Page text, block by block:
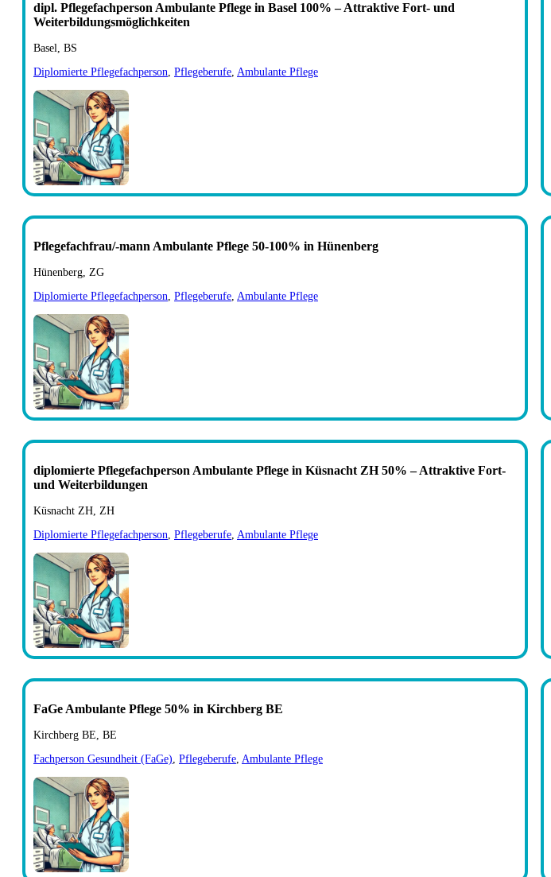
dipl. Pflegefachperson Ambulante Pflege in Basel 100% – Attraktive Fort- und
Weiterbildungsmöglichkeiten
Basel, BS
Diplomierte Pflegefachperson, Pflegeberufe, Ambulante Pflege
Pflegefachfrau/-mann Ambulante Pflege 50-100% in Hünenberg
Hünenberg, ZG
Diplomierte Pflegefachperson, Pflegeberufe, Ambulante Pflege
diplomierte Pflegefachperson Ambulante Pflege in Küsnacht ZH 50% – Attraktive Fort-
und Weiterbildungen
Küsnacht ZH, ZH
Diplomierte Pflegefachperson, Pflegeberufe, Ambulante Pflege
FaGe Ambulante Pflege 50% in Kirchberg BE
Kirchberg BE, BE
Fachperson Gesundheit (FaGe), Pflegeberufe, Ambulante Pflege